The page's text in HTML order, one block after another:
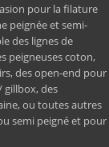
pour la filature
peignée et semi-
des lignes de
peigneuses coton,
des open-end pour
gillbox, des
ou toutes autres
semi peigné et pour